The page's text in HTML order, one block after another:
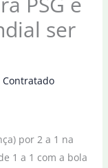
ser
Contratado
por 2 a 1 na
1 a 1 com a bola